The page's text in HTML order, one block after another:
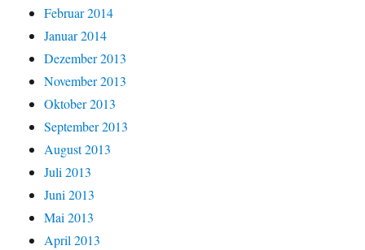
Februar 2014
Januar 2014
Dezember 2013
November 2013
Oktober 2013
September 2013
August 2013
Juli 2013
Juni 2013
Mai 2013
April 2013